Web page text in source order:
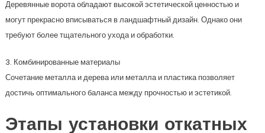
Деревянные ворота обладают высокой эстетической ценностью и
могут прекрасно вписываться в ландшафтный дизайн. Однако они
требуют более тщательного ухода и обработки.
3. Комбинированные материалы
Сочетание металла и дерева или металла и пластика позволяет
достичь оптимального баланса между прочностью и эстетикой.
Этапы установки откатных